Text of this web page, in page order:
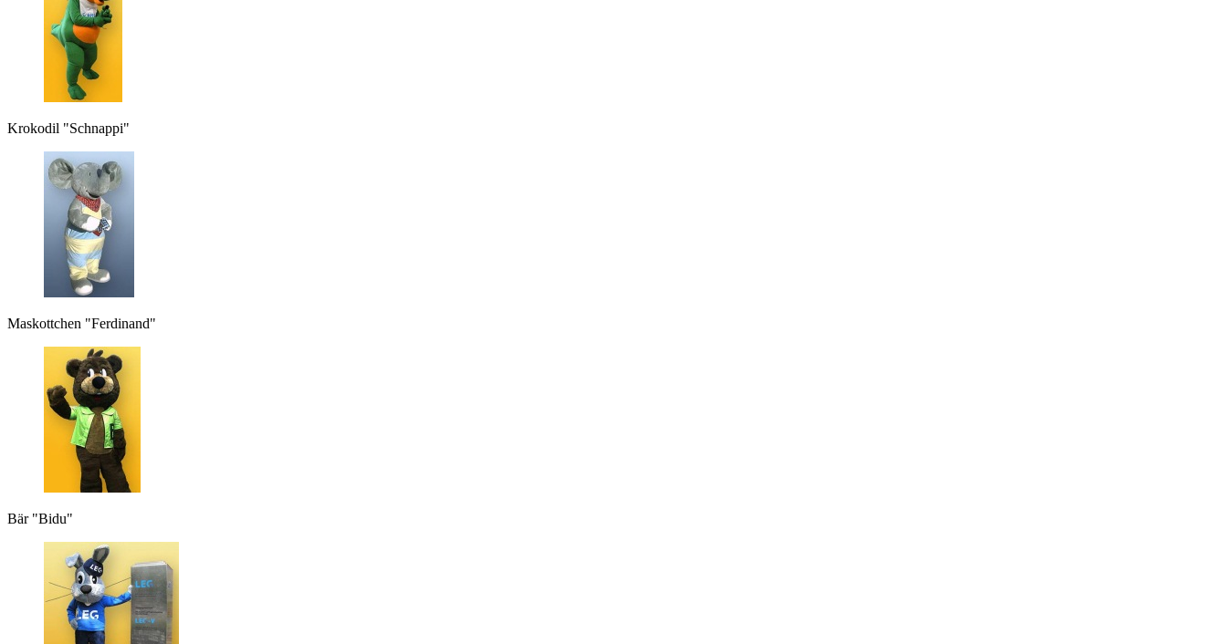
Krokodil "Schnappi"
Maskottchen "Ferdinand"
Bär "Bidu"